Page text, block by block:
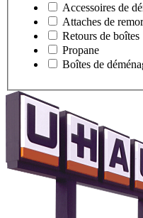
Accessoires de
Attaches de
Retours de boîtes
Propane
Boîtes de